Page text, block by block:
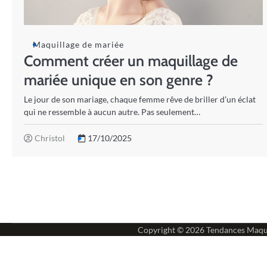
Maquillage de mariée
Comment créer un maquillage de
mariée unique en son genre ?
Le jour de son mariage, chaque femme rêve de briller d’un éclat
qui ne ressemble à aucun autre. Pas seulement…
Christol 17/10/2025
Copyright © 2026Tendances